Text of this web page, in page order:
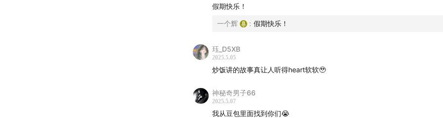
假期快乐！
一个辉 : 假期快乐！
珏_D5XB
2025.5.05
炒饭讲的故事真让人听得heart软软🥹
神秘奇男子66
2025.5.07
我从豆包里面找到你们😭